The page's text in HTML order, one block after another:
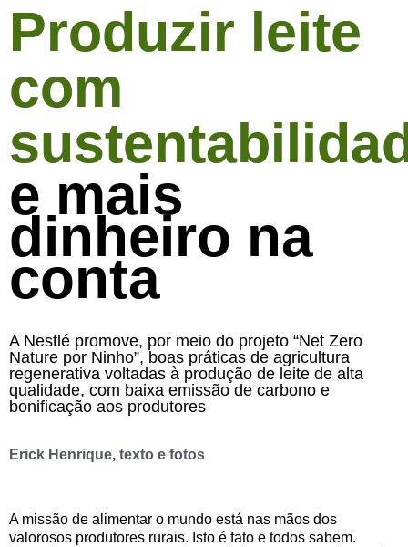
Produzir leite
com
e mais
dinheiro na
conta
A Nestlé promove, por meio do projeto “Net Zero
Nature por Ninho”, boas práticas de agricultura
regenerativa voltadas à produção de leite de alta
qualidade, com baixa emissão de carbono e
bonificação aos produtores
Erick Henrique, texto e fotos
A missão de alimentar o mundo está nas mãos dos
valorosos produtores rurais. Isto é fato e todos sabem.